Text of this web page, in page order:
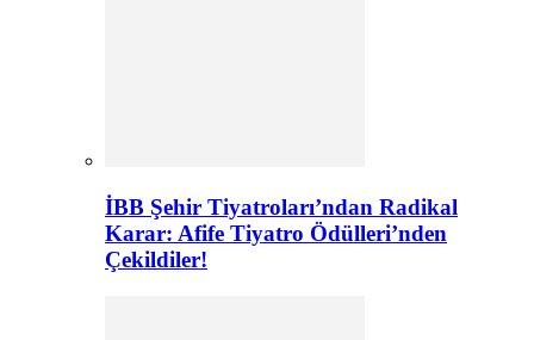
İBB Şehir Tiyatroları’ndan Radikal
Karar: Afife Tiyatro Ödülleri’nden
Çekildiler!